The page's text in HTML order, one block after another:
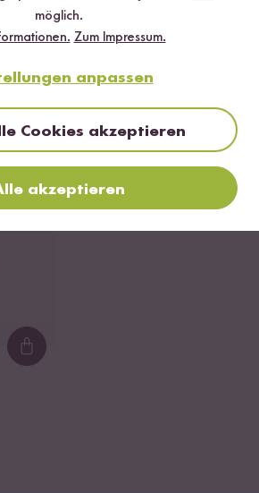
betroffen sein, dann gibt es einen
die ungewünschten Gäste vom Hals hält.
Loading...
möglich.
Zum Impressum.
anpassen
Cookies akzeptieren
akzeptieren